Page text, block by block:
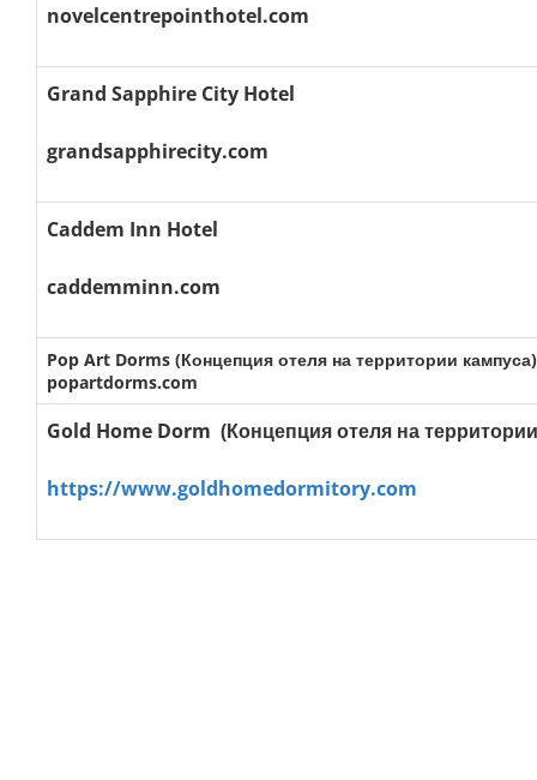
novelcentrepointhotel.com
Grand Sapphire City Hotel
grandsapphirecity.com
Caddem Inn Hotel
caddemminn.com
Pop Art Dorms (Концепция отеля на территории кампуса)
popartdorms.com
Gold Home Dorm (Концепция отеля на
https://www.goldhomedormitory.com